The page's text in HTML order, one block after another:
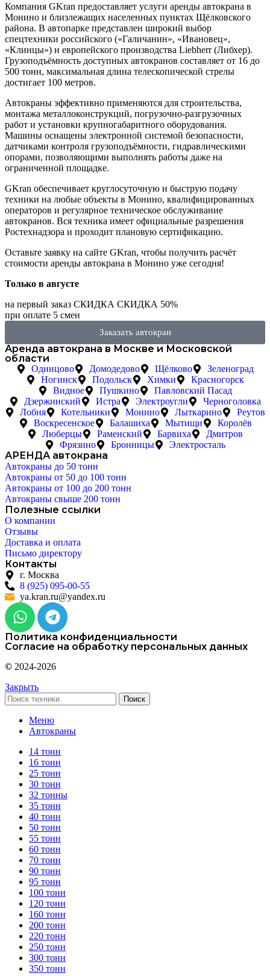
Компания GKran предоставляет услуги аренды автокрана в
Монино и близлежащих населенных пунктах Щёлковского
района. В автопарке представлен широкий выбор
спецтехники российского («Галичанин», «Ивановец»,
«Клинцы») и европейского производства Liebherr (Либхер).
Грузоподъёмность доступных автокранов составляет от 16 до
500 тонн, максимальная длина телескопической стрелы
достигает 100 метров.
Автокраны эффективно применяются для строительства,
монтажа металлоконструкций, погрузочно-разгрузочных
работ и установки крупногабаритного оборудования.
Машины оснащены электронной системой безопасности,
датчиками контроля грузоподъёмности, гидравлическими
опорами, позволяющими выполнять работы даже на
ограниченной площадке.
GKran обеспечивает круглосуточную и быструю подачу
техники на любые объекты в Монино, квалифицированных
операторов и регулярное техническое обслуживание
автокранов. Вся техника имеет официальные разрешения
Ростехнадзора и проходит плановую сертификацию.
Оставьте заявку на сайте GKran, чтобы получить расчёт
стоимости аренды автокрана в Монино уже сегодня!
Только в августе
на первый заказ СКИДКА СКИДКА 50%
при оплате 5 смен
Заказать автокран
Аренда автокрана в Москве и Московской
области
Одинцово Домодедово Щёлково
Зеленоград
Ногинск
Подольск Химки
Красногорск
Видное
Пушкино
Павловский Пасад
Дзержинский
Истра Электроугли
Черноголовка
Лобня
Котельники Монино Лыткарино
Реутов
Воскресенское
Балашиха Мытищи
Королёв
Люберцы
Раменский Барвиха
Дмитров
Фрязино
Бронницы Электросталь
АРЕНДА автокрана
Автокраны до 50 тонн
Автокраны от 50 до 100 тонн
Автокраны от 100 до 200 тонн
Автокраны свыше 200 тонн
Полезные ссылки
О компании
Отзывы
Доставка и оплата
Письмо директору
Контакты
г. Москва
8 (925) 095-00-55
ya.kran.ru@yandex.ru
Политика конфиденциальности
Согласие на обработку персональных данных
© 2024-2026
Закрыть
Поиск
Меню
Автокраны
14 тонн
16 тонн
25 тонн
30 тонн
32 тонны
35 тонн
40 тонн
50 тонн
55 тонн
60 тонн
70 тонн
90 тонн
95 тонн
100 тонн
120 тонн
160 тонн
200 тонн
220 тонн
250 тонн
300 тонн
350 тонн